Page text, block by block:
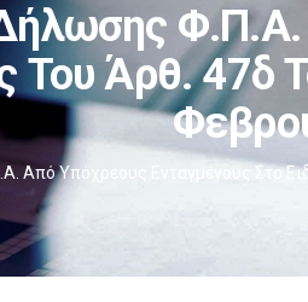
Του Άρθ.
Από Υπόχρεους Ενταγμένους Στο